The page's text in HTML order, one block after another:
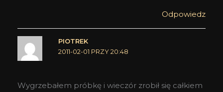
Odpowiedz
PIOTREK
2011-02-01 PRZY 20:48
Wygrzebałem próbkę i wieczór zrobił się całkiem